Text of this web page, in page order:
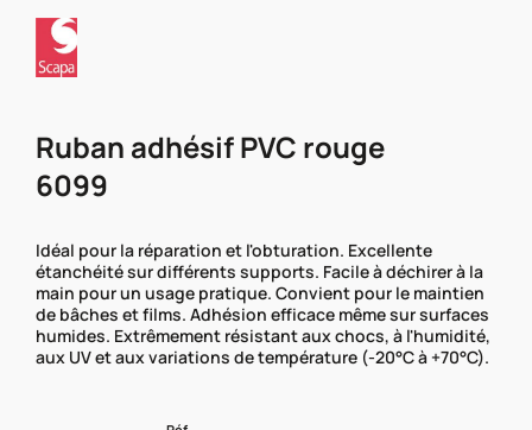
Ruban adhésif PVC rouge
6099
Idéal pour la réparation et l'obturation. Excellente
étanchéité sur différents supports. Facile à déchirer à la
main pour un usage pratique. Convient pour le maintien
de bâches et films. Adhésion efficace même sur surfaces
humides. Extrêmement résistant aux chocs, à l'humidité,
aux UV et aux variations de température (-20°C à +70°C).